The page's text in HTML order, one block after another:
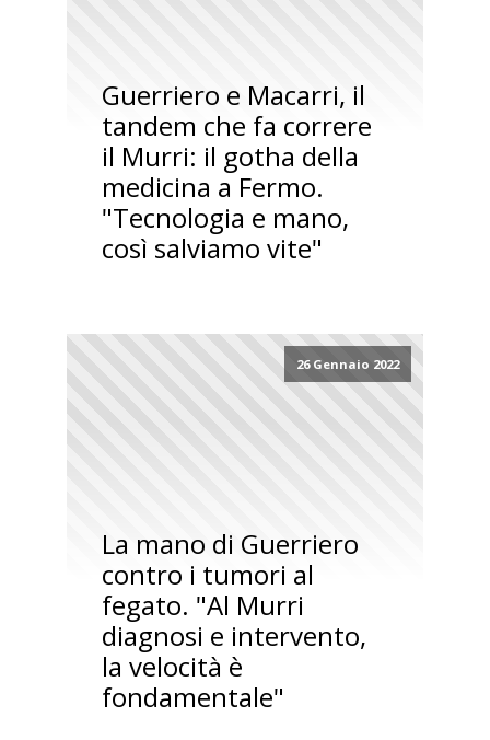
Guerriero e Macarri, il
tandem che fa correre
il Murri: il gotha della
medicina a Fermo.
"Tecnologia e mano,
così salviamo vite"
26 Gennaio 2022
La mano di Guerriero
contro i tumori al
fegato. "Al Murri
diagnosi e intervento,
la velocità è
fondamentale"